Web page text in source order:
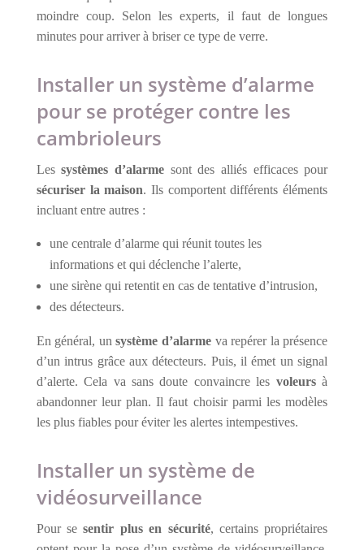
moindre coup. Selon les experts, il faut de longues
minutes pour arriver à briser ce type de verre.
Installer un système d’alarme
pour se protéger contre les
cambrioleurs
Lessystèmes d’alarme sont des alliés efficaces pour
sécuriser la maison. Ils comportent différents éléments
incluant entre autres :
une centrale d’alarme qui réunit toutes les
informations et qui déclenche l’alerte,
une sirène qui retentit en cas de tentative d’intrusion,
des détecteurs.
En général, unsystème d’alarme va repérer la présence
d’un intrus grâce aux détecteurs. Puis, il émet un signal
d’alerte. Cela va sans doute convaincre les voleursà
abandonner leur plan. Il faut choisir parmi les modèles
les plus fiables pour éviter les alertes intempestives.
Installer un système de
vidéosurveillance
Pour sesentir plus en sécurité, certains propriétaires